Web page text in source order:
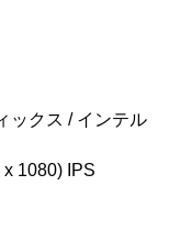
ックス / インテル
1080) IPS